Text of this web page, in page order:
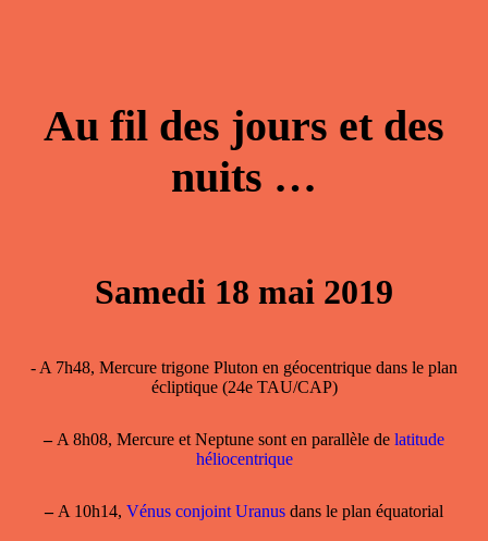
Au fil des jours et des
nuits …
Samedi 18 mai 2019
- A 7h48, Mercure trigone Pluton en géocentrique dans le plan
écliptique (24e TAU/CAP)
–A 8h08, Mercure et Neptune sont en parallèle de latitude
héliocentrique
–A 10h14, Vénus conjoint Uranus dans le plan équatorial